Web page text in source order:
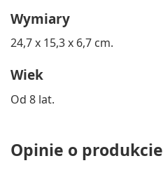
Wymiary
24,7 x 15,3 x 6,7 cm.
Wiek
Od 8 lat.
Opinie o produkcie